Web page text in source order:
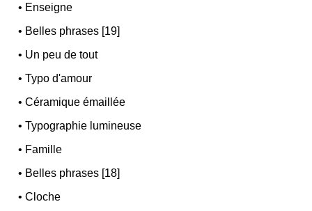
• Enseigne
• Belles phrases [19]
• Un peu de tout
•Typo d'amour
•Céramique émaillée
•Typographie lumineuse
• Famille
• Belles phrases [18]
•Cloche